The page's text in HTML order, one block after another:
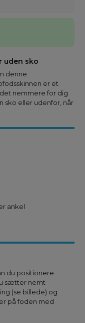
uden sko
denne
er et
nemmere for dig
sko eller udenfor, når
ankel
du positionere
sætter nemt
(se billede) og
på foden med